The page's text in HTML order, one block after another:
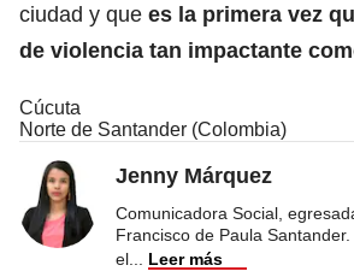
ciudad y que es la primera vez
de violencia tan impactante
Cúcuta
Norte de Santander (Colombia)
Jenny Márquez
Comunicadora Social,
Francisco de Paula
el
Leer más